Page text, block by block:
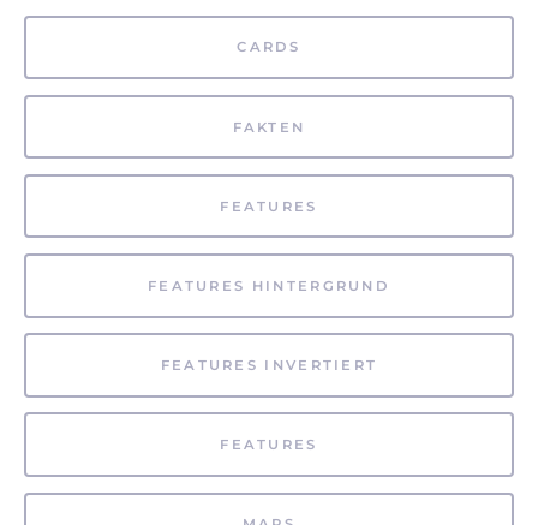
CARDS
FAKTEN
FEATURES
FEATURES HINTERGRUND
FEATURES INVERTIERT
FEATURES